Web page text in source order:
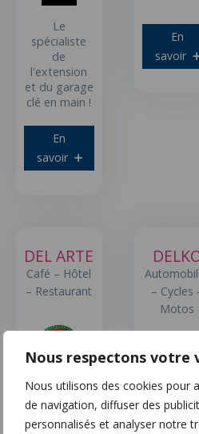
Nous respectons votre
Nous utilisons des cookies pour
de navigation, diffuser des
personnalisés et analyser notre
Le
spécialiste
de
l'extension
et du garage
clé en main !
En
savoir
En
savoir
DEL ARTE
Café – Hôtel
– Restaurant
Mangez
l'Italie !
En
– Cycles
Motos
En
savoir